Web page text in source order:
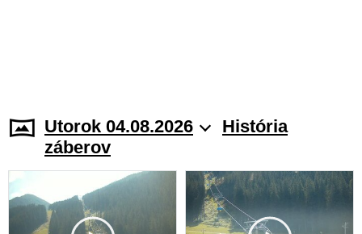
Utorok 04.08.2026
História
záberov